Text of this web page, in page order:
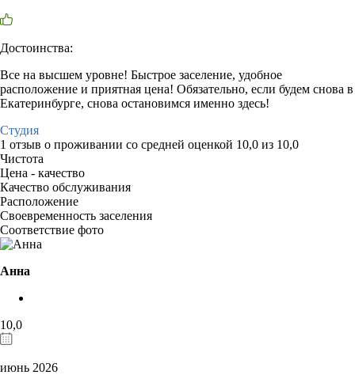
Достоинства:
Все на высшем уровне! Быстрое заселение, удобное
расположение и приятная цена! Обязательно, если будем снова в
Екатеринбурге, снова остановимся именно здесь!
Студия
1 отзыв о проживании со средней оценкой 10,0 из 10,0
Чистота
Цена - качество
Качество обслуживания
Расположение
Своевременность заселения
Соответствие фото
Анна
10,0
июнь 2026